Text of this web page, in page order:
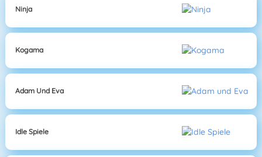
Ninja
Kogama
Adam Und Eva
Idle Spiele